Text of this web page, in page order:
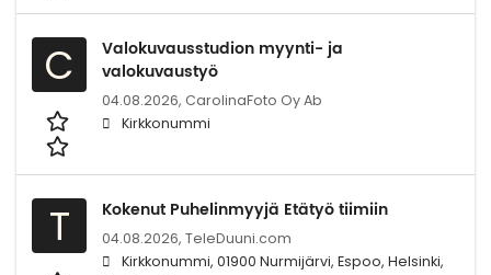
C
Valokuvausstudion myynti- ja
valokuvaustyö
04.08.2026, CarolinaFoto Oy Ab
Kirkkonummi
T Kokenut Puhelinmyyjä Etätyö tiimiin
04.08.2026, TeleDuuni.com
Kirkkonummi, 01900 Nurmijärvi, Espoo, Helsinki,